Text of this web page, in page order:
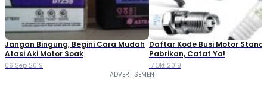
Jangan Bingung, Begini Cara Mudah
Atasi Aki Motor Soak
06 Sep 2019
Daftar Kode Busi Motor
Pabrikan, Catat Ya!
17 Okt 2019